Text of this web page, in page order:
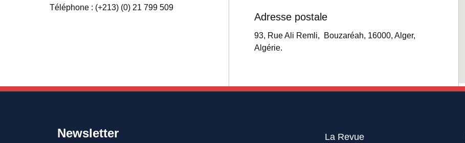
Téléphone : (+213) (0) 21 799 509
Adresse postale
93, Rue Ali Remli, Bouzaréah, 16000, Alger,
Algérie.
Newsletter La Revue